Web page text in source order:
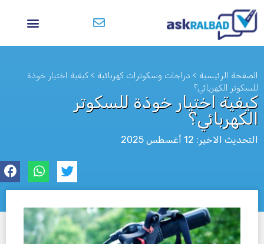
الصفحة الرئيسية > دراجات وسكوترات كهربائية > كيفية اختيار خوذة
للسكوتر الكهربائي؟
كيفية اختيار خوذة للسكوتر
الكهربائي؟
التحديث الاخير: 12 أغسطس 2025
לא